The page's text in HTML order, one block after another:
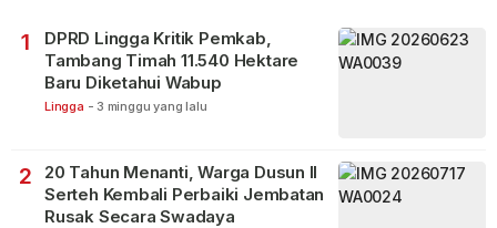
1
DPRD Lingga Kritik Pemkab,
Tambang Timah 11.540 Hektare
Baru Diketahui Wabup
Lingga - 3 minggu yang lalu
2
20 Tahun Menanti, Warga Dusun II
Serteh Kembali Perbaiki Jembatan
Rusak Secara Swadaya